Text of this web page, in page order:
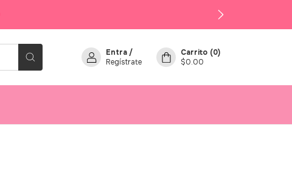
Entra /
Regístrate
Carrito (0)
$0.00